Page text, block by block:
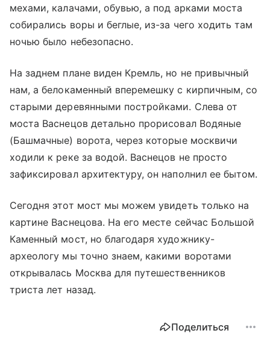
мехами, калачами, обувью, а под арками моста
собирались воры и беглые, из-за чего ходить там
ночью было небезопасно.
На заднем плане виден Кремль, но не привычный
нам, а белокаменный вперемешку с кирпичным, со
старыми деревянными постройками. Слева от
моста Васнецов детально прорисовал Водяные
(Башмачные) ворота, через которые москвичи
ходили к реке за водой. Васнецов не просто
зафиксировал архитектуру, он наполнил ее бытом.
Сегодня этот мост мы можем увидеть только на
картине Васнецова. На его месте сейчас Большой
Каменный мост, но благодаря художнику-
археологу мы точно знаем, какими воротами
открывалась Москва для путешественников
триста лет назад.
Поделиться